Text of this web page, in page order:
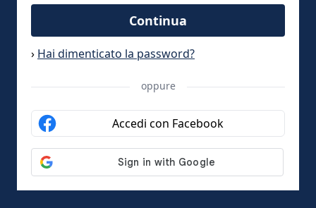
Continua
› Hai dimenticato la password?
oppure
Accedi con Facebook